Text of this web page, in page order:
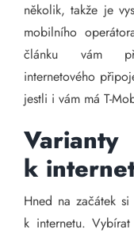
několik, takže je
mobilního
článku vám
internetového
jestli i vám má T-
k
Hned na začátek
k internetu.